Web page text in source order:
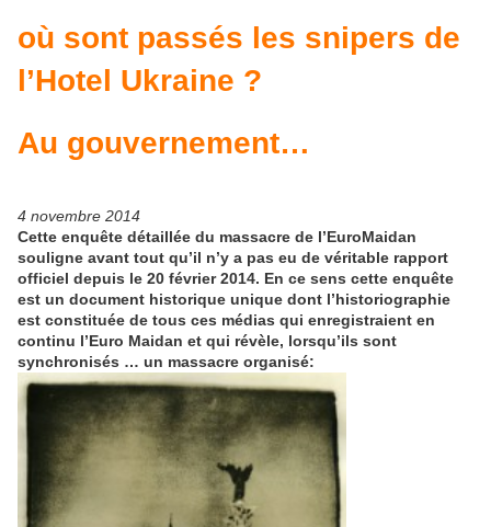
où sont passés les snipers de
l’Hotel Ukraine ?
Au gouvernement…
4 novembre 2014
Cette enquête détaillée du massacre de l’EuroMaidan
souligne avant tout qu’il n’y a pas eu de véritable rapport
officiel depuis le 20 février 2014. En ce sens cette enquête
est un document historique unique dont l’historiographie
est constituée de tous ces médias qui enregistraient en
continu l’Euro Maidan et qui révèle, lorsqu’ils sont
synchronisés … un massacre organisé: